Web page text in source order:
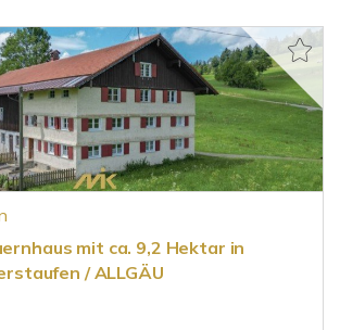
mit ca. 9,2 Hektar in
/ ALLGÄU